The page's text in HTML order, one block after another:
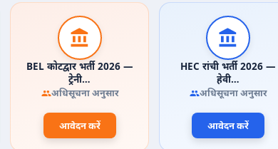
BEL कोटद्वार भर्ती 2026 —
ट्रेनी…
अधिसूचना अनुसार
आवेदन करें
HEC रांची भर्ती 2026 —
हेवी…
अधिसूचना अनुसार
आवेदन करें